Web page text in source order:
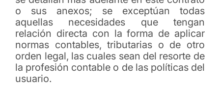
o sus anexos; se exceptúan todas
aquellas necesidades que tengan
relación directa con la forma de aplicar
normas contables, tributarias o de otro
orden legal, las cuales sean del resorte de
la profesión contable o de las políticas del
usuario.